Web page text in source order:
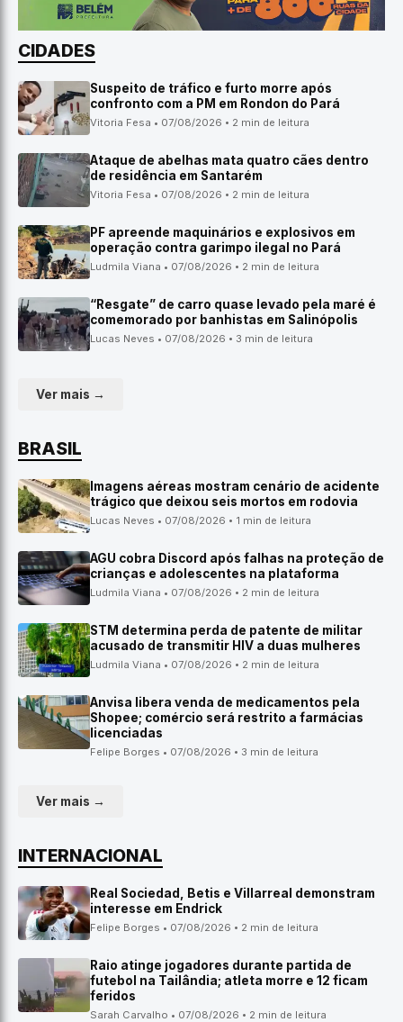
CIDADES
Suspeito de tráfico e furto morre após
confronto com a PM em Rondon do Pará
Vitoria Fesa • 07/08/2026 • 2 min de leitura
Ataque de abelhas mata quatro cães dentro
de residência em Santarém
Vitoria Fesa • 07/08/2026 • 2 min de leitura
PF apreende maquinários e explosivos em
operação contra garimpo ilegal no Pará
Ludmila Viana • 07/08/2026 • 2 min de leitura
“Resgate” de carro quase levado pela maré é
comemorado por banhistas em Salinópolis
Lucas Neves • 07/08/2026 • 3 min de leitura
Ver mais →
BRASIL
Imagens aéreas mostram cenário de acidente
trágico que deixou seis mortos em rodovia
Lucas Neves • 07/08/2026 • 1 min de leitura
AGU cobra Discord após falhas na proteção de
crianças e adolescentes na plataforma
Ludmila Viana • 07/08/2026 • 2 min de leitura
STM determina perda de patente de militar
acusado de transmitir HIV a duas mulheres
Ludmila Viana • 07/08/2026 • 2 min de leitura
Anvisa libera venda de medicamentos pela
Shopee; comércio será restrito a farmácias
licenciadas
Felipe Borges • 07/08/2026 • 3 min de leitura
Ver mais →
INTERNACIONAL
Real Sociedad, Betis e Villarreal demonstram
interesse em Endrick
Felipe Borges • 07/08/2026 • 2 min de leitura
Raio atinge jogadores durante partida de
futebol na Tailândia; atleta morre e 12 ficam
feridos
Sarah Carvalho • 07/08/2026 • 2 min de leitura